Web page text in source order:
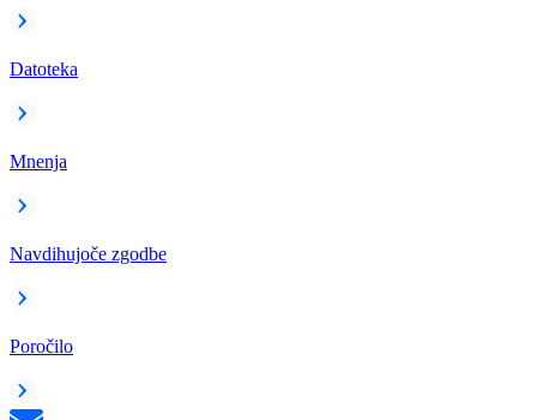
Datoteka
Mnenja
Navdihujoče zgodbe
Poročilo